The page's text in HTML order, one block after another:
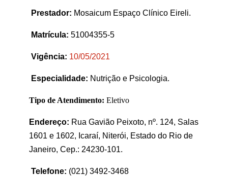
Prestador: Mosaicum Espaço Clínico Eireli.
Matrícula: 51004355-5
Vigência: 10/05/2021
Especialidade: Nutrição e Psicologia.
Tipo de Atendimento: Eletivo
Endereço: Rua Gavião Peixoto, nº. 124, Salas
1601 e 1602, Icaraí, Niterói, Estado do Rio de
Janeiro, Cep.: 24230-101.
Telefone: (021) 3492-3468